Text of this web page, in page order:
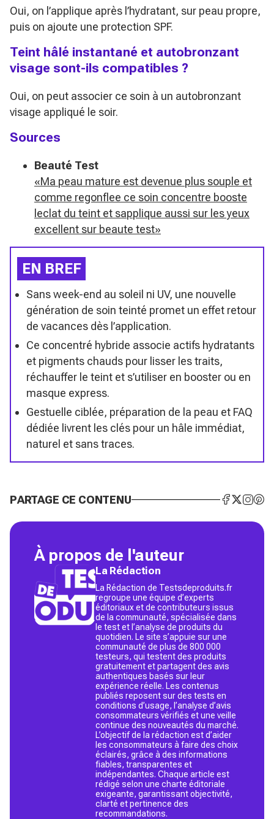
Oui, on l’applique après l’hydratant, sur peau propre,
puis on ajoute une protection SPF.
Teint hâlé instantané et autobronzant
visage sont-ils compatibles ?
Oui, on peut associer ce soin à un autobronzant
visage appliqué le soir.
Sources
Beauté Test
«Ma peau mature est devenue plus souple et
comme regonflee ce soin concentre booste
leclat du teint et sapplique aussi sur les yeux
excellent sur beaute test»
EN BREF
Sans week-end au soleil ni UV, une nouvelle
génération de soin teinté promet un effet retour
de vacances dès l’application.
Ce concentré hybride associe actifs hydratants
et pigments chauds pour lisser les traits,
réchauffer le teint et s’utiliser en booster ou en
masque express.
Gestuelle ciblée, préparation de la peau et FAQ
dédiée livrent les clés pour un hâle immédiat,
naturel et sans traces.
PARTAGE CE CONTENU
À propos de l'auteur
La Rédaction
La Rédaction de Testsdeproduits.fr
regroupe une équipe d’experts
éditoriaux et de contributeurs issus
de la communauté, spécialisée dans
le test et l’analyse de produits du
quotidien. Le site s’appuie sur une
communauté de plus de 800 000
testeurs, qui testent des produits
gratuitement et partagent des avis
authentiques basés sur leur
expérience réelle. Les contenus
publiés reposent sur des tests en
conditions d’usage, l’analyse d’avis
consommateurs vérifiés et une veille
continue des nouveautés du marché.
L’objectif de la rédaction est d’aider
les consommateurs à faire des choix
éclairés, grâce à des informations
fiables, transparentes et
indépendantes. Chaque article est
rédigé selon une charte éditoriale
exigeante, garantissant objectivité,
clarté et pertinence des
recommandations.